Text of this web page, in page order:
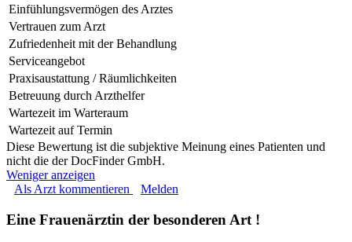
Einfühlungsvermögen des Arztes
Vertrauen zum Arzt
Zufriedenheit mit der Behandlung
Serviceangebot
Praxisaustattung / Räumlichkeiten
Betreuung durch Arzthelfer
Wartezeit im Warteraum
Wartezeit auf Termin
Diese Bewertung ist die subjektive Meinung eines Patienten und
nicht die der DocFinder GmbH.
Weniger anzeigen
Als Arzt kommentieren
Melden
Eine Frauenärztin der besonderen Art !